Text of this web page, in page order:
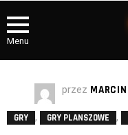
Menu
przez MARCIN
GRY , GRY PLANSZOWE ,